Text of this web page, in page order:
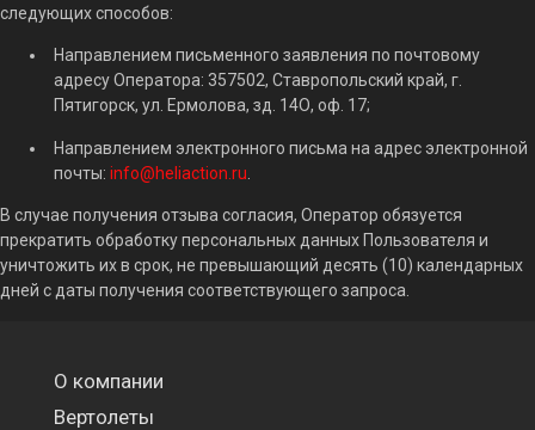
следующих способов:
Направлением письменного заявления по почтовому
адресу Оператора: 357502, Ставропольский край, г.
Пятигорск, ул. Ермолова, зд. 14О, оф. 17;
Направлением электронного письма на адрес электронной
почты:info@heliaction.ru
В случае получения отзыва согласия, Оператор обязуется
прекратить обработку персональных данных Пользователя и
уничтожить их в срок, не превышающий десять (10) календарных
дней с даты получения соответствующего запроса.
О компании
Вертолеты